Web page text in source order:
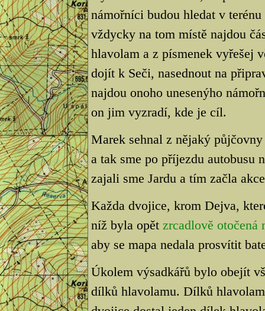
námořníci budou hledat v
vždycky na tom místě najdou
hlavolam a z písmenek vyřešej
dojít k Seči, nasednout na
najdou onoho unesenýho
on jim vyzradí, kde je cíl.
Marek sehnal z nějaký
a tak sme po příjezdu
zajali sme Jardu a tím začla
Každa dvojice, krom Dejva,
níž byla opět zrcadlově otočená
aby se mapa nedala prosvítit
Úkolem výsadkářů bylo obejít
dílků hlavolamu. Dílků